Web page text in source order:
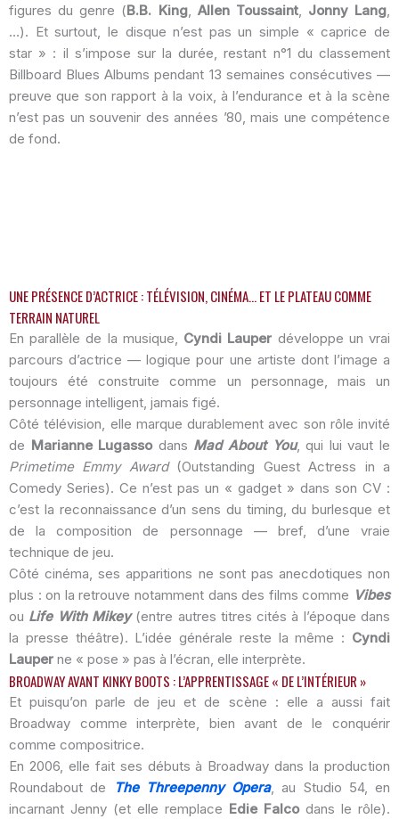
figures du genre (B.B. King, Allen Toussaint, Jonny Lang,
…). Et surtout, le disque n’est pas un simple « caprice de
star » : il s’impose sur la durée, restant n°1 du classement
Billboard Blues Albums pendant 13 semaines consécutives —
preuve que son rapport à la voix, à l’endurance et à la scène
n’est pas un souvenir des années ’80, mais une compétence
de fond.
UNE PRÉSENCE D’ACTRICE : TÉLÉVISION, CINÉMA… ET LE PLATEAU COMME
TERRAIN NATUREL
En parallèle de la musique, Cyndi Lauper développe un vrai
parcours d’actrice — logique pour une artiste dont l’image a
toujours été construite comme un personnage, mais un
personnage intelligent, jamais figé.
Côté télévision, elle marque durablement avec son rôle invité
de Marianne Lugassodans Mad About You, qui lui vaut le
Primetime Emmy Award (Outstanding Guest Actress in a
Comedy Series). Ce n’est pas un « gadget » dans son CV :
c’est la reconnaissance d’un sens du timing, du burlesque et
de la composition de personnage — bref, d’une vraie
technique de jeu.
Côté cinéma, ses apparitions ne sont pas anecdotiques non
plus : on la retrouve notamment dans des films comme Vibes
ou Life With Mikey(entre autres titres cités à l’époque dans
la presse théâtre). L’idée générale reste la même : Cyndi
Lauper ne « pose » pas à l’écran, elle interprète.
BROADWAY AVANT KINKY BOOTS : L’APPRENTISSAGE « DE L’INTÉRIEUR »
Et puisqu’on parle de jeu et de scène : elle a aussi fait
Broadway comme interprète, bien avant de le conquérir
comme compositrice.
En 2006, elle fait ses débuts à Broadway dans la production
Roundabout de
The Threepenny Opera, au Studio 54, en
incarnant Jenny (et elle remplace Edie Falcodans le rôle).